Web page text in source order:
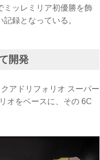
ミッレミリア初優勝を飾
録となっている。
開発
アドリフォリオ スーパー
オをベースに、その 6C